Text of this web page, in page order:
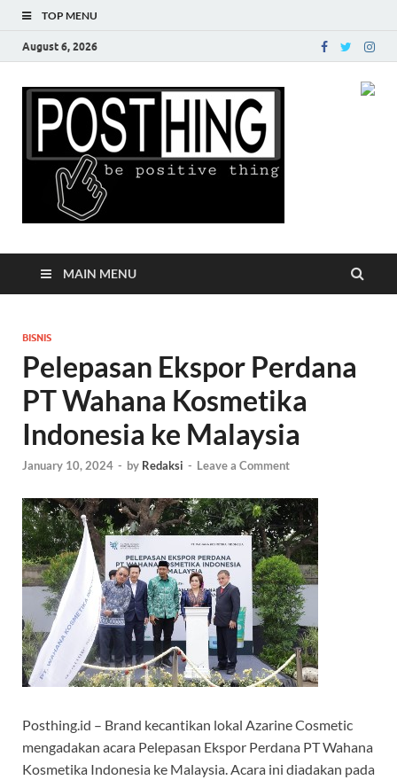
TOP MENU
August 6, 2026
MAIN MENU
BISNIS
Pelepasan Ekspor Perdana
PT Wahana Kosmetika
Indonesia ke Malaysia
January 10, 2024 - by Redaksi - Leave a Comment
Posthing.id – Brand kecantikan lokal Azarine Cosmetic
mengadakan acara Pelepasan Ekspor Perdana PT Wahana
Kosmetika Indonesia ke Malaysia. Acara ini diadakan pada